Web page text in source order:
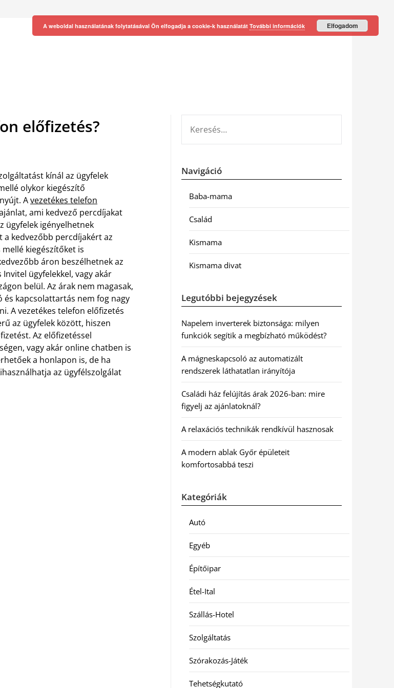
előfizetés?
kínál az ügyfelek
olykor kiegészítő
Avezetékes telefon
ami kedvező percdíjakat
ügyfelek igényelhetnek
kedvezőbb percdíjakért az
kiegészítőket is
áron beszélhetnek az
ügyfelekkel, vagy akár
belül. Az árak nem magasak,
és kapcsolattartás nem fog nagy
A vezetékes telefon előfizetés
az ügyfelek között, hiszen
Az előfizetéssel
vagy akár online chatben is
a honlapon is, de ha
az ügyfélszolgálat
Navigáció
Baba-mama
Család
Kismama
Kismama divat
Legutóbbi bejegyzések
Napelem inverterek biztonsága: milyen
funkciók segítik a megbízható működést?
A mágneskapcsoló az automatizált
rendszerek láthatatlan irányítója
Családi ház felújítás árak 2026-ban: mire
figyelj az ajánlatoknál?
A relaxációs technikák rendkívül hasznosak
A modern ablak Győr épületeit
komfortosabbá teszi
Kategóriák
Autó
Egyéb
Építőipar
Étel-Ital
Szállás-Hotel
Szolgáltatás
Szórakozás-Játék
Tehetségkutató
A weboldal használatának folytatásával Ön elfogadja a cookie-k használatát További információk Elfogadom